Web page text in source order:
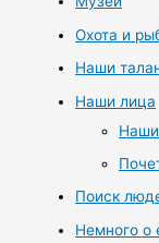
Охота и
Наши
Наши лица
Наши
Поиск
Немного о